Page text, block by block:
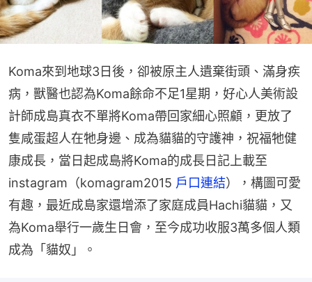
Koma來到地球3日後，卻被原主人遺棄街頭、滿身疾
病，獸醫也認為Koma餘命不足1星期，好心人美術設
計師成島真衣不單將Koma帶回家細心照顧，更放了
隻咸蛋超人在牠身邊、成為貓貓的守護神，祝福牠健
康成長，當日起成島將Koma的成長日記上載至
instagram（komagram2015 戶口連結），構圖可愛
有趣，最近成島家還增添了家庭成員Hachi貓貓，又
為Koma舉行一歲生日會，至今成功收服3萬多個人類
成為「貓奴」。